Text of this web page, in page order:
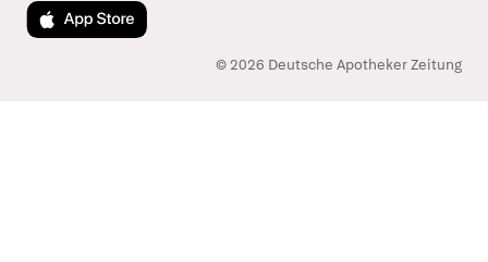
Laden im App Store
© 2026 Deutsche Apotheker Zeitung